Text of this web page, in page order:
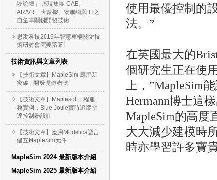
駛論壇」 展現集團 CAE、
AR/VR、大數據、物聯網與 IT之
自駕車關鍵開發技術
思渤科技2019年智慧車輛關鍵技
術研討會完美落幕!
技術資訊與文章列表
【技術文章】MapleSim 應用新
突破 - 開發漫遊者號
【技術文章】Maplesoft工程服
務實例：Blue Joule實時追蹤雷
達控制器設計
【技術文章】應用Modelica語言
建立MapleSim元件
MapleSim 2024 最新版本介紹
MapleSim 2025 最新版本介紹
使用最優控制的
法。”
在英國最大的
個研究生正在使
上，”MapleSim
Hermann博士這
MapleSim的高度
大大減少建模時
時亦學習許多寶